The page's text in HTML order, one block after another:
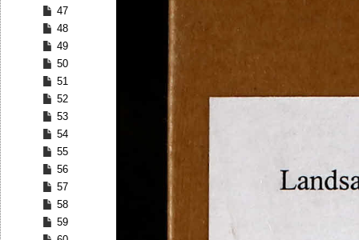
47
48
49
50
51
52
53
54
55
56
57
58
59